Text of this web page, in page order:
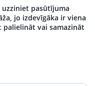
pasūtījuma
jo izdevīgāka ir viena
palielināt vai samazināt